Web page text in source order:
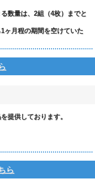
数量は、2組（4枚）までと
ヶ月程の期間を空けていた
提供しております。
ら